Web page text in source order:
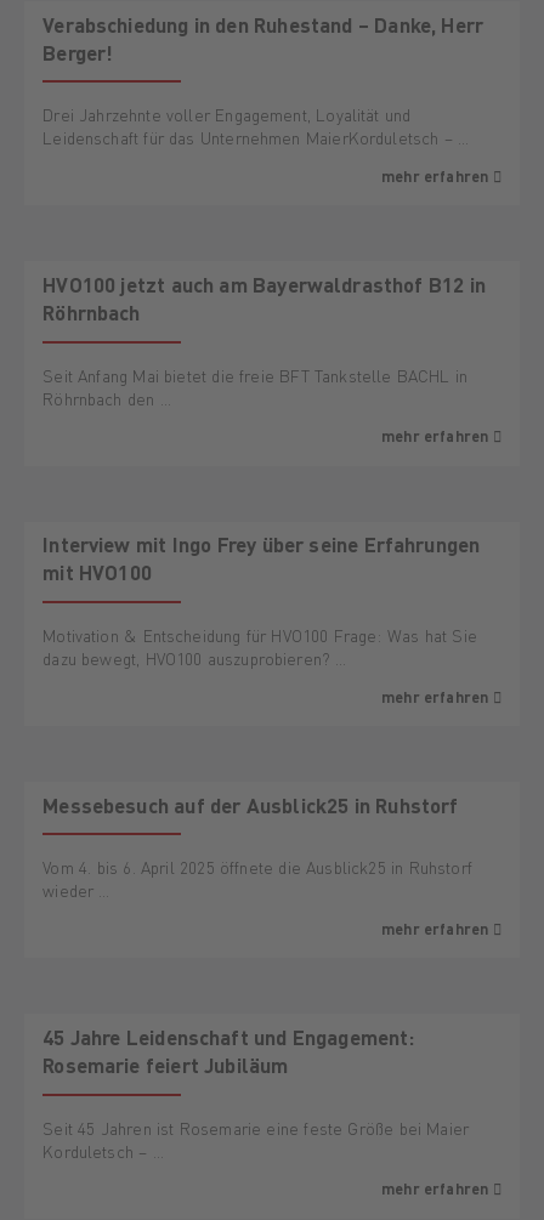
Verabschiedung in den Ruhestand – Danke, Herr
Berger!
Drei Jahrzehnte voller Engagement, Loyalität und
Leidenschaft für das Unternehmen MaierKorduletsch – …
mehr erfahren
HVO100 jetzt auch am Bayerwaldrasthof B12 in
Röhrnbach
Seit Anfang Mai bietet die freie BFT Tankstelle BACHL in
Röhrnbach den …
mehr erfahren
Interview mit Ingo Frey über seine Erfahrungen
mit HVO100
Motivation & Entscheidung für HVO100 Frage: Was hat Sie
dazu bewegt, HVO100 auszuprobieren? …
mehr erfahren
Messebesuch auf der Ausblick25 in Ruhstorf
Vom 4. bis 6. April 2025 öffnete die Ausblick25 in Ruhstorf
wieder …
mehr erfahren
45 Jahre Leidenschaft und Engagement:
Rosemarie feiert Jubiläum
Seit 45 Jahren ist Rosemarie eine feste Größe bei Maier
Korduletsch – …
mehr erfahren